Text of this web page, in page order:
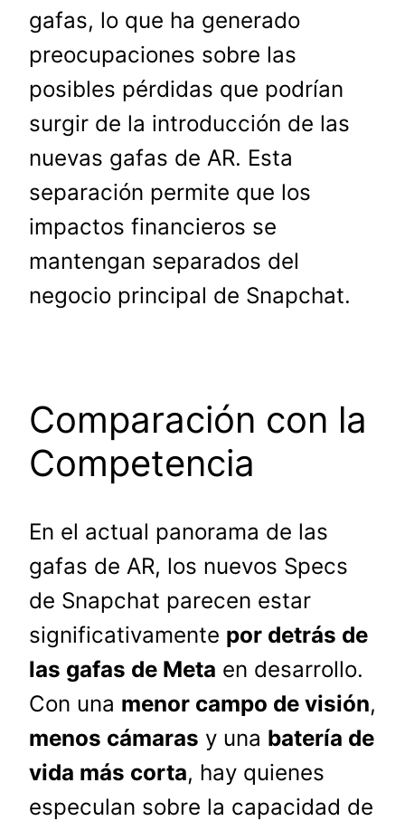
gafas, lo que ha generado
preocupaciones sobre las
posibles pérdidas que podrían
surgir de la introducción de las
nuevas gafas de AR. Esta
separación permite que los
impactos financieros se
mantengan separados del
negocio principal de Snapchat.
Comparación con la
Competencia
En el actual panorama de las
gafas de AR, los nuevos Specs
de Snapchat parecen estar
significativamente por detrás de
las gafas de Meta en desarrollo.
Con una menor campo de visión,
menos cámaras y una batería de
vida más corta, hay quienes
especulan sobre la capacidad de